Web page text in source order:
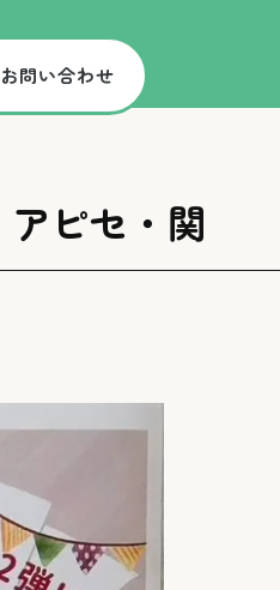
お問い合わせ
ピセ・関